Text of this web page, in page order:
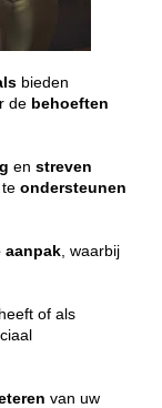
bieden
de behoeften
en streven
ondersteunen
aanpak , waarbij
of als
van uw